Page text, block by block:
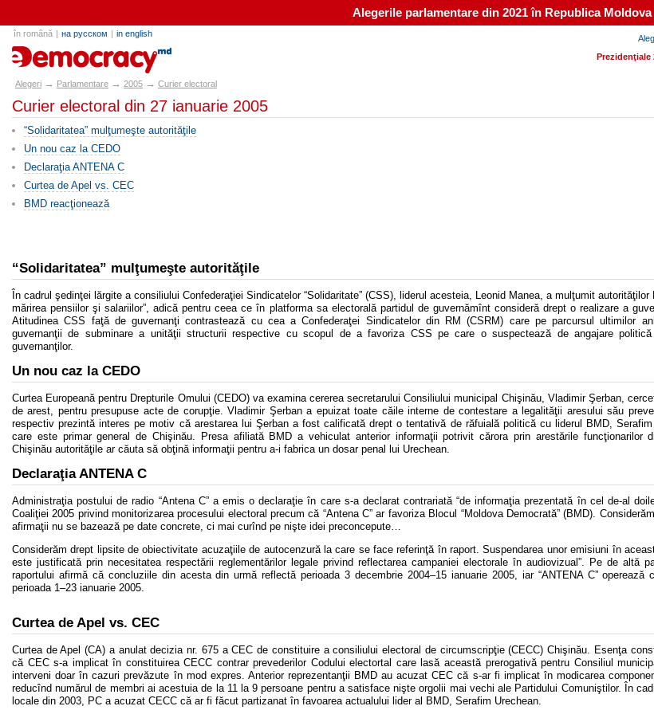
Alegerile parlamentare din 2021 în Republica Moldova
Prezidenţiale
în română | на русском | in english
alegeri.md
Alegeri → Parlamentare → 2005 → Curier electoral
Curier electoral din 27 ianuarie 2005
“Solidaritatea” mulţumeşte autorităţile
Un nou caz la CEDO
Declaraţia ANTENA C
Curtea de Apel vs. CEC
BMD reacţionează
“Solidaritatea” mulţumeşte autorităţile
În cadrul şedinţei lărgite a consiliului Confederaţiei Sindicatelor “Solidaritate” (CSS), liderul acesteia, Leonid Manea, a mulţumit autorităţilor
mărirea pensiilor şi salariilor”, adică pentru ceea ce în platforma sa electorală partidul de guvernămînt consideră drept o realizare a
Atitudinea CSS faţă de guvernanţi contrastează cu cea a Confederaţei Sindicatelor din RM (CSRM) care pe parcursul ultimilor
guvernanţii de subminare a unităţii structurii respective cu scopul de a favoriza CSS pe care o suspectează de angajare
guvernanţilor.
Un nou caz la CEDO
Curtea Europeană pentru Drepturile Omului (CEDO) va examina cererea secretarului Consiliului municipal Chişinău, Vladimir Şerban,
de arest, pentru presupuse acte de corupţie. Vladimir Şerban a epuizat toate căile interne de contestare a legalităţii aresului său
respectiv prezintă interes pe motiv că arestarea lui Şerban a fost calificată drept o tentativă de răfuială politică cu liderul BMD, Serafim
care este primar general de Chişinău. Presa afiliată BMD a vehiculat anterior informaţii potrivit cărora prin arestările funcţionarilor
Chişinău autorităţile ar căuta să obţină informaţii pentru a-i fabrica un dosar penal lui Urechean.
Declaraţia ANTENA C
Administraţia postului de radio “Antena C” a emis o declaraţie în care s-a declarat contrariată “de informaţia prezentată în cel de-al
Coaliţiei 2005 privind monitorizarea procesului electoral precum că “Antena C” ar favoriza Blocul “Moldova Democrată” (BMD).
afirmaţii nu se bazează pe date concrete, ci mai curînd pe nişte idei preconcepute…
Considerăm drept lipsite de obiectivitate acuzaţiile de autocenzură la care se face referinţă în raport. Suspendarea unor emisiuni în
este justificată prin necesitatea respectării reglementărilor legale privind reflectarea campaniei electorale în audiovizual”. Pe de altă
raportului afirmă că concluziile din acesta din urmă reflectă perioada 3 decembrie 2004–15 ianuarie 2005, iar “ANTENA C” operează
perioada 1–23 ianuarie 2005.
Curtea de Apel vs. CEC
Curtea de Apel (CA) a anulat decizia nr. 675 a CEC de constituire a consiliului electoral de circumscripţie (CECC) Chişinău. Esenţa
că CEC s-a implicat în constituirea CECC contrar prevederilor Codului electortal care lasă această prerogativă pentru Consiliul
interveni doar în cazuri prevăzute în mod expres. Anterior reprezentanţii BMD au acuzat CEC că s-ar fi implicat în modicarea
reducînd numărul de membri ai acestuia de la 11 la 9 persoane pentru a satisface nişte orgolii mai vechi ale Partidului Comuniştilor. În
locale din 2003, PC a acuzat CECC că ar fi făcut partizanat în favoarea actualului lider al BMD, Serafim Urechean.